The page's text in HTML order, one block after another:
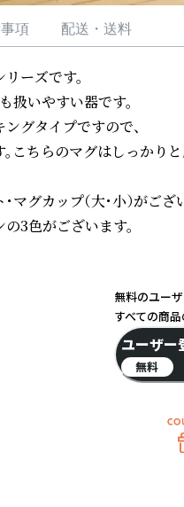
項 配送・送料
ーズです。
扱いやすい器です。
グタイプですので、
こちらのマグはしっかり
マグカップ（大・小）がござ
3色がございます。
無料のユー
すべての商
ユーザー
無料